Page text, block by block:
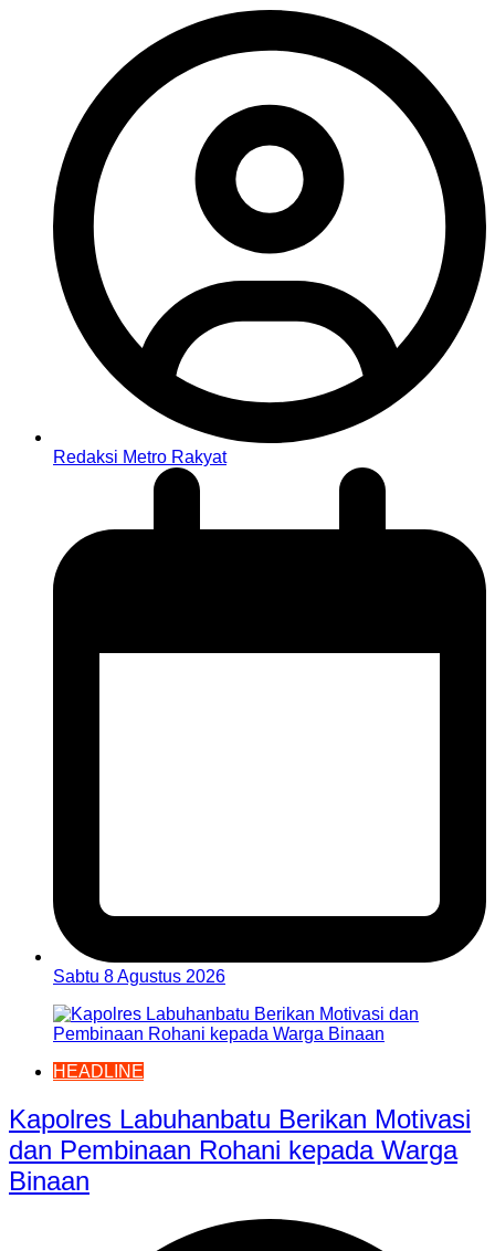
Redaksi Metro Rakyat
Sabtu 8 Agustus 2026
HEADLINE
Kapolres Labuhanbatu Berikan Motivasi
dan Pembinaan Rohani kepada Warga
Binaan